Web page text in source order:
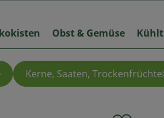
Obst & Gemüse
Kerne, Saaten, Trockenfrüchte